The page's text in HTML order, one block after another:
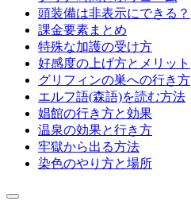
頭装備は非表示にできる？
課金要素まとめ
特殊な加護の受け方
好感度の上げ方とメリット
グリフィンの巣への行き方
エルフ語(森語)を読む方法
娼館の行き方と効果
温泉の効果と行き方
牢獄から出る方法
染色のやり方と場所